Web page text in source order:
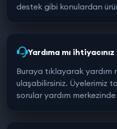
destek gibi konulardan
Yardıma mı
Buraya tıklayarak yardım
ulaşabilirsiniz. Üyelerimiz
sorular yardım